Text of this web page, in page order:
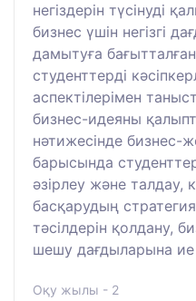
негіздерін түсінуді
бизнес үшін негізгі
дамытуға
студенттерді
аспектілерімен
бизнес-идеяны
нәтижесінде бизнес-
барысында
әзірлеу және талдау,
басқарудың
тәсілдерін қолдану,
шешу дағдыларына
Оқу жылы - 2